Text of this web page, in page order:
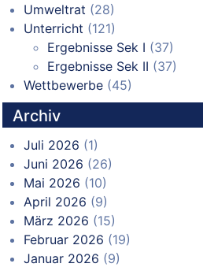
Umweltrat (28)
Unterricht (121)
Ergebnisse Sek I (37)
Ergebnisse Sek II (37)
Wettbewerbe (45)
Archiv
Juli 2026 (1)
Juni 2026 (26)
Mai 2026 (10)
April 2026 (9)
März 2026 (15)
Februar 2026 (19)
Januar 2026 (9)